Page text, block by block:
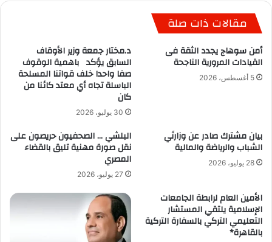
مقالات ذات صلة
أمن سوهاج يجدد الثقة فى
القيادات المرورية الناجحة
5 أغسطس، 2026
د.مختار جمعة وزير الأوقاف
السابق يؤكد باهمية الوقوف
صفا واحدا خلف قواتنا المسلحة
الباسلة تجاه أي معتد كائنا من
كان
30 يوليو، 2026
بيان مشترك صادر عن وزارتَي
الشباب والرياضة والمالية
28 يوليو، 2026
البلشي … الصحفيون حريصون على
نقل صورة مهنية تليق بالقضاء
المصري
27 يوليو، 2026
الأمين العام لرابطة الجامعات
الإسلامية يلتقي المستشار
التعليمي التركي بالسفارة التركية
بالقاهرة*